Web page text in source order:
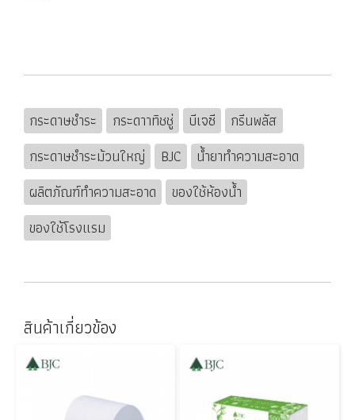
กระดาษชำระ กระดาาทิชชู่ บีเจซี
กรีนพลัส
กระดาษชำระม้วนใหญ่
BJC
น้ำยาทำความสะอาด
ผลิตภัณฑ์ทำความสะอาด
ของใช้ห้องน้ำ
ของใช้โรงแรม
สินค้าเกี่ยวข้อง